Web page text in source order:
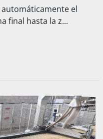
el
final hasta la z...